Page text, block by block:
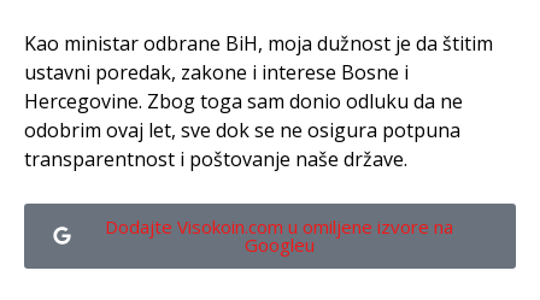
Kao ministar odbrane BiH, moja dužnost je da štitim
ustavni poredak, zakone i interese Bosne i
Hercegovine. Zbog toga sam donio odluku da ne
odobrim ovaj let, sve dok se ne osigura potpuna
transparentnost i poštovanje naše države.
Dodajte Visokoin.com u omiljene izvore na
Googleu